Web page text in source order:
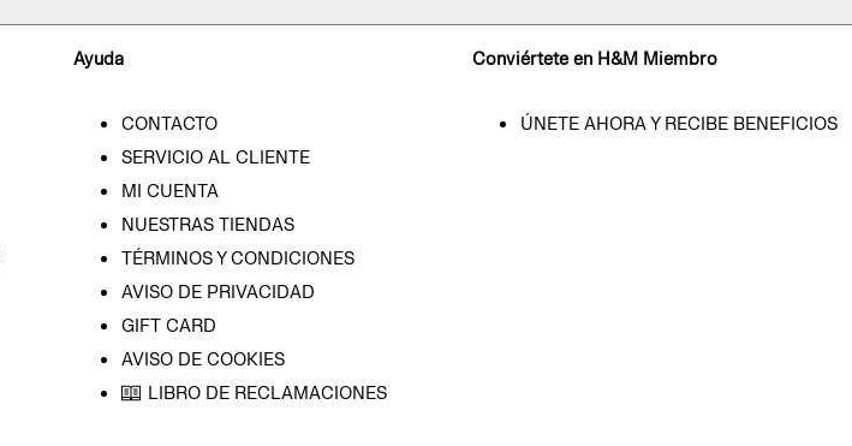
Ayuda
CONTACTO
SERVICIO AL CLIENTE
MI CUENTA
NUESTRAS TIENDAS
TÉRMINOS Y CONDICIONES
AVISO DE PRIVACIDAD
GIFT CARD
AVISO DE COOKIES
LIBRO DE RECLAMACIONES
Conviértete en H&M Miembro
ÚNETE AHORA Y RECIBE BENEFICIOS